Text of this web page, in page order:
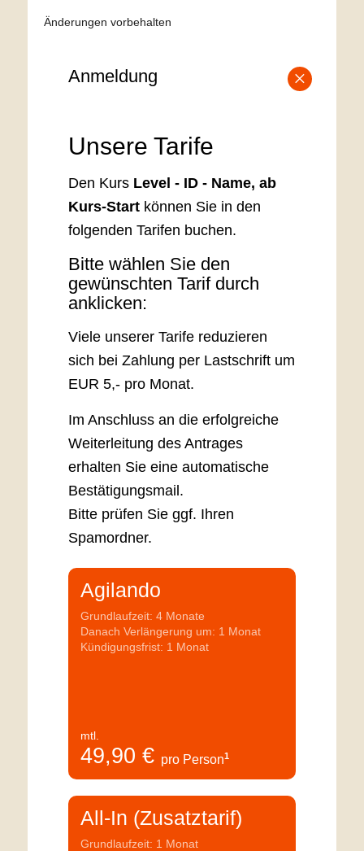
Änderungen vorbehalten
×
Anmeldung
Unsere Tarife
Den Kurs Level - ID - Name, ab
Kurs-Startkönnen Sie in den
folgenden Tarifen buchen.
Bitte wählen Sie den
gewünschten Tarif durch
anklicken:
Viele unserer Tarife reduzieren
sich bei Zahlung per Lastschrift um
EUR 5,- pro Monat.
Im Anschluss an die erfolgreiche
Weiterleitung des Antrages
erhalten Sie eine automatische
Bestätigungsmail.
Bitte prüfen Sie ggf. Ihren
Spamordner.
Agilando
Grundlaufzeit: 4 Monate
Danach Verlängerung um: 1 Monat
Kündigungsfrist: 1 Monat
mtl.
49,90 € pro Person1
All-In (Zusatztarif)
Grundlaufzeit: 1 Monat